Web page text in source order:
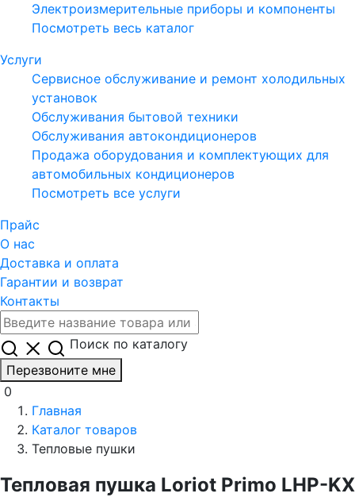
Электроизмерительные приборы и компоненты
Посмотреть весь каталог
Услуги
Сервисное обслуживание и ремонт холодильных
установок
Обслуживания бытовой техники
Обслуживания автокондиционеров
Продажа оборудования и комплектующих для
автомобильных кондиционеров
Посмотреть все услуги
Прайс
О нас
Доставка и оплата
Гарантии и возврат
Контакты
Поиск по каталогу
Перезвоните мне
0
Главная
Каталог товаров
Тепловые пушки
Тепловая пушка Loriot Primo LHP-KX